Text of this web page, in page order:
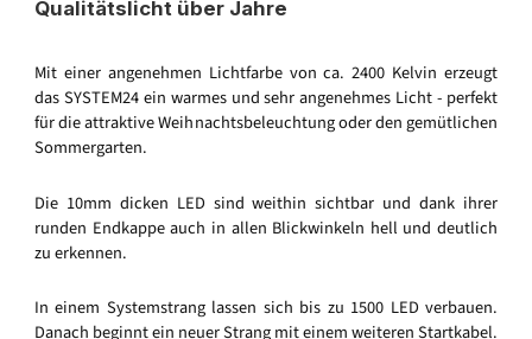
Qualitätslicht über Jahre
Mit einer angenehmen Lichtfarbe von ca. 2400 Kelvin erzeugt
das SYSTEM24 ein warmes und sehr angenehmes Licht - perfekt
für die attraktive Weihnachtsbeleuchtung oder den gemütlichen
Sommergarten.
Die 10mm dicken LED sind weithin sichtbar und dank ihrer
runden Endkappe auch in allen Blickwinkeln hell und deutlich
zu erkennen.
In einem Systemstrang lassen sich bis zu 1500 LED verbauen.
Danach beginnt ein neuer Strang mit einem weiteren Startkabel.